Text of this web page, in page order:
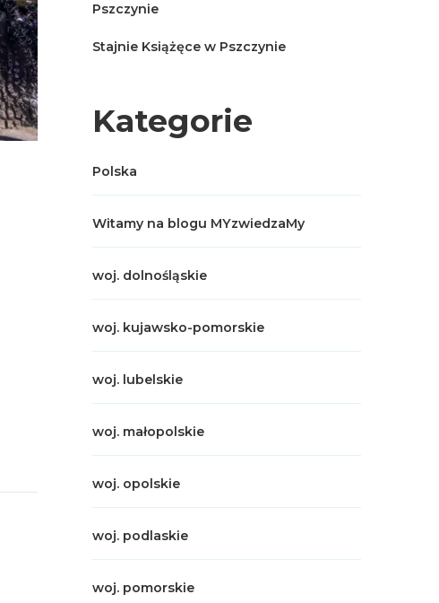
Pszczynie
Stajnie Książęce w Pszczynie
Kategorie
Polska
Witamy na blogu MYzwiedzaMy
woj. dolnośląskie
woj. kujawsko-pomorskie
woj. lubelskie
woj. małopolskie
woj. opolskie
woj. podlaskie
woj. pomorskie